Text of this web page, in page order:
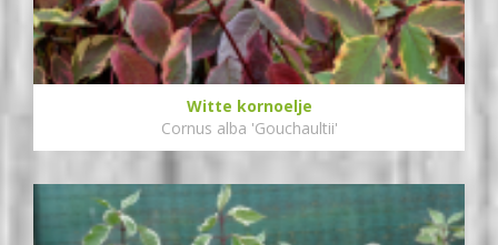
Witte kornoelje
Cornus alba 'Gouchaultii'